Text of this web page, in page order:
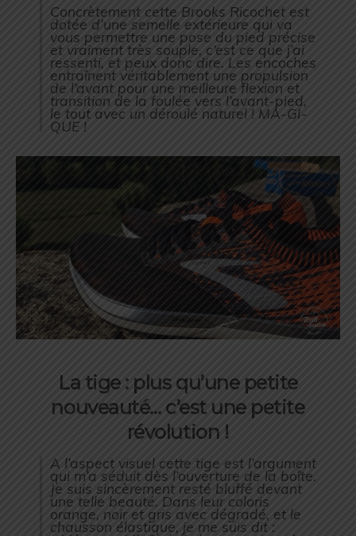
Concrètement cette Brooks Ricochet est
dotée d’une semelle extérieure qui va
vous permettre une pose du pied précise
et vraiment très souple, c’est ce que j’ai
ressenti, et peux donc dire. Les encoches
entraînent véritablement une propulsion
de l’avant pour une meilleure flexion et
transition de la foulée vers l’avant-pied,
le tout avec un déroulé naturel ! MA-GI-
QUE !
La tige : plus qu’une petite
nouveauté… c’est une petite
révolution !
A l’aspect visuel cette tige est l’argument
qui m’a séduit dès l’ouverture de la boîte.
Je suis sincèrement resté bluffé devant
une telle beauté. Dans leur coloris
orange, noir et gris avec dégradé, et le
chausson élastique, je me suis dit :